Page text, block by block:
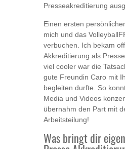
Presseakreditierung
Einen ersten
mich und das
verbuchen. Ich bekam
Akkreditierung als
viel cooler war die
gute Freundin Caro mit
begleiten durfte. So
Media und Videos
übernahm den Part mit
Arbeitsteilung!
Was bringt dir